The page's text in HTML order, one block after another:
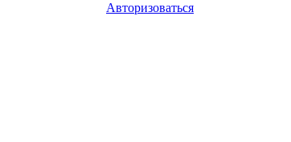
Авторизоваться